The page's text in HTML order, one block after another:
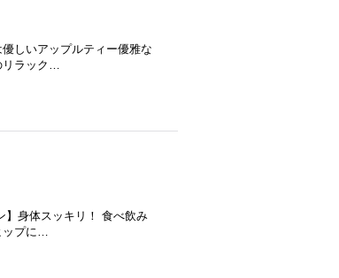
しいアップルティー優雅な
リラック…
】身体スッキリ！ 食べ飲み
ップに…